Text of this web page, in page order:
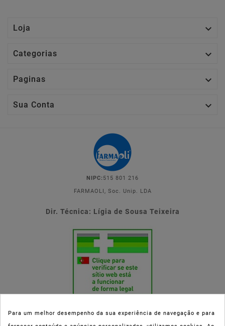
Loja 
Categorias 
Paginas 
Sua Conta 
NIPC: 515 801 216
FARMAOLI, Soc. Unip. LDA
Dir. Técnica: Lígia de Sousa Teixeira
Para um melhor desempenho da sua experiência de navegação e para